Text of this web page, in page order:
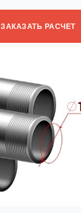
ЗАКАЗАТЬ РАСЧЕТ